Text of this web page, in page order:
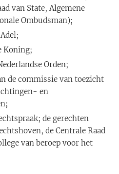
van State, Algemene
Ombudsman);
Koning;
Orden;
de commissie van toezicht
en
de gerechten
de Centrale Raad
van beroep voor het